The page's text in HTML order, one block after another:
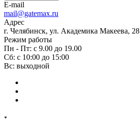
E-mail
mail@gatemax.ru
Адрес
г. Челябинск, ул. Академика Макеева, 28
Режим работы
Пн - Пт: с 9.00 до 19.00
Сб: с 10:00 до 15:00
Вс: выходной